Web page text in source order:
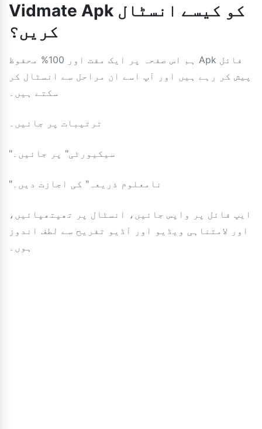
Vidmate Apk کو کیسے انسٹال
کریں؟
ہم اس صفحہ پر ایک مفت اور 100% محفوظ Apk فائل
پیش کر رہے ہیں اور آپ اسے ان مراحل سے انسٹال کر
سکتے ہیں۔
ترتیبات پر جائیں۔
"سیکیورٹی" پر جائیں۔
"نامعلوم ذریعہ" کی اجازت دیں۔
ایپ فائل پر واپس جائیں، انسٹال پر تھپتھپائیں،
اور لامتناہی ویڈیو اور آڈیو تفریح ​​سے لطف اندوز
ہوں۔